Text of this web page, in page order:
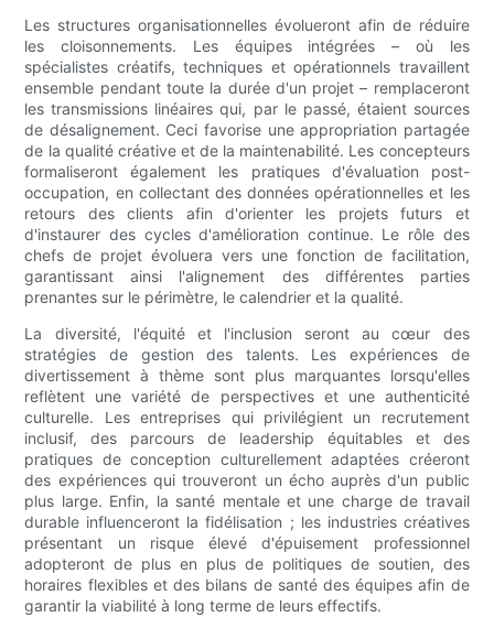
Les structures organisationnelles évolueront afin de réduire
les cloisonnements. Les équipes intégrées – où les
spécialistes créatifs, techniques et opérationnels travaillent
ensemble pendant toute la durée d'un projet – remplaceront
les transmissions linéaires qui, par le passé, étaient sources
de désalignement. Ceci favorise une appropriation partagée
de la qualité créative et de la maintenabilité. Les concepteurs
formaliseront également les pratiques d'évaluation post-
occupation, en collectant des données opérationnelles et les
retours des clients afin d'orienter les projets futurs et
d'instaurer des cycles d'amélioration continue. Le rôle des
chefs de projet évoluera vers une fonction de facilitation,
garantissant ainsi l'alignement des différentes parties
prenantes sur le périmètre, le calendrier et la qualité.
La diversité, l'équité et l'inclusion seront au cœur des
stratégies de gestion des talents. Les expériences de
divertissement à thème sont plus marquantes lorsqu'elles
reflètent une variété de perspectives et une authenticité
culturelle. Les entreprises qui privilégient un recrutement
inclusif, des parcours de leadership équitables et des
pratiques de conception culturellement adaptées créeront
des expériences qui trouveront un écho auprès d'un public
plus large. Enfin, la santé mentale et une charge de travail
durable influenceront la fidélisation ; les industries créatives
présentant un risque élevé d'épuisement professionnel
adopteront de plus en plus de politiques de soutien, des
horaires flexibles et des bilans de santé des équipes afin de
garantir la viabilité à long terme de leurs effectifs.